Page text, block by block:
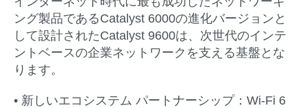
ング製品であるCatalyst 6000の進化バージョンと
して設計されたCatalyst 9600は、次世代のインテ
ントベースの企業ネットワークを支える基盤とな
ります。
• 新しいエコシステム パートナーシップ： Wi-Fi 6